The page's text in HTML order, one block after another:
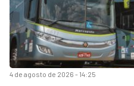
4 de agosto de 2026 - 14:25